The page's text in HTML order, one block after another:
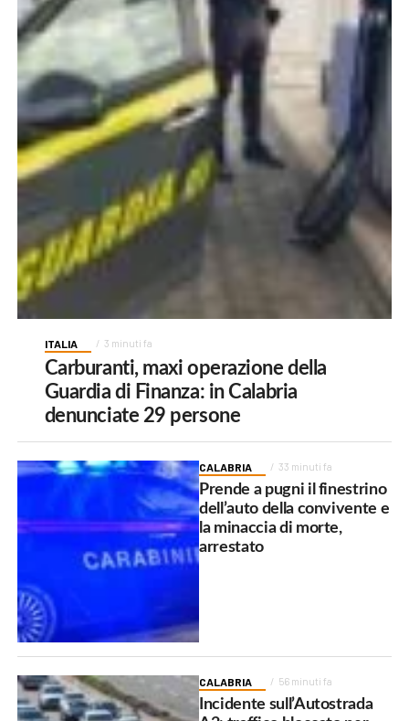
ITALIA 3 minuti fa
Carburanti, maxi operazione della
Guardia di Finanza: in Calabria
denunciate 29 persone
CALABRIA 33 minuti fa
Prende a pugni il finestrino
dell’auto della convivente e
la minaccia di morte,
arrestato
CALABRIA 56 minuti fa
Incidente sull’Autostrada